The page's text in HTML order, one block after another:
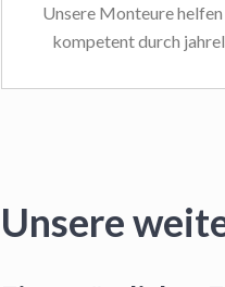
Unsere Monteure helfen
kompetent durch
Unsere